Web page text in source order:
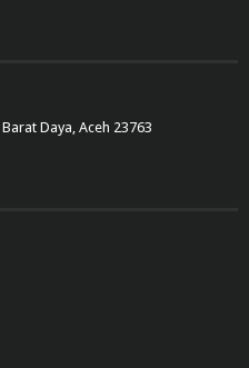
Daya, Aceh 23763